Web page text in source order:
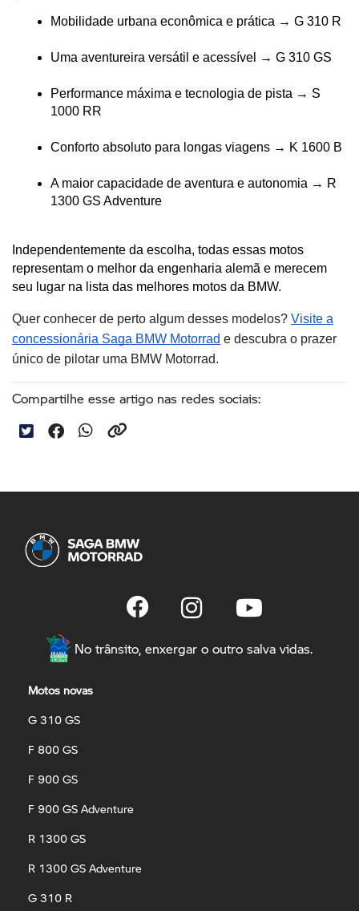
Mobilidade urbana econômica e prática → G 310 R
Uma aventureira versátil e acessível → G 310 GS
Performance máxima e tecnologia de pista → S
1000 RR
Conforto absoluto para longas viagens → K 1600 B
A maior capacidade de aventura e autonomia → R
1300 GS Adventure
Independentemente da escolha, todas essas motos
representam o melhor da engenharia alemã e merecem
seu lugar na lista das melhores motos da BMW.
Quer conhecer de perto algum desses modelos? Visite a
concessionária Saga BMW Motorrad e descubra o prazer
único de pilotar uma BMW Motorrad.
Compartilhe esse artigo nas redes sociais:
No trânsito, enxergar o outro salva vidas.
Motos novas
G 310 GS
F 800 GS
F 900 GS
F 900 GS Adventure
R 1300 GS
R 1300 GS Adventure
G 310 R